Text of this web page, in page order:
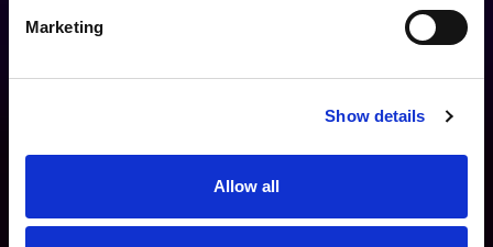
Marketing
Show details
Allow all